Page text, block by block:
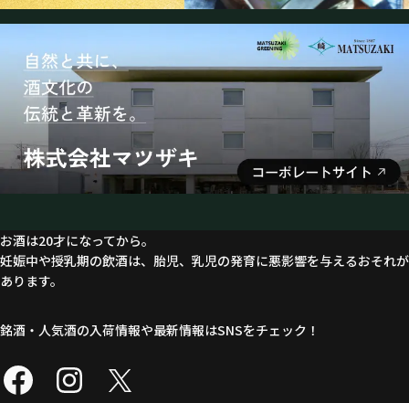
お酒は20才になってから。
妊娠中や授乳期の飲酒は、胎児、乳児の発育に悪影響を与えるおそれが
あります。
銘酒・人気酒の入荷情報や最新情報はSNSをチェック！